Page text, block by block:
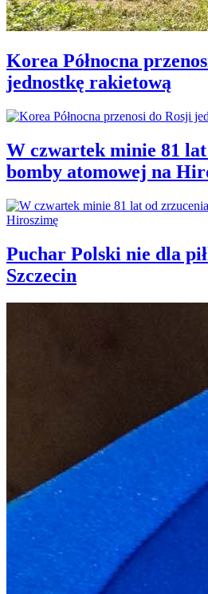
Korea Północna
jednostkę rakietową
W czwartek minie 81
bomby atomowej na
Puchar Polski nie dla
Szczecin